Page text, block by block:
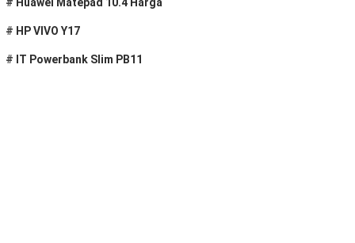
# Huawei Matepad 10.4 Harga
# HP VIVO Y17
# IT Powerbank Slim PB11